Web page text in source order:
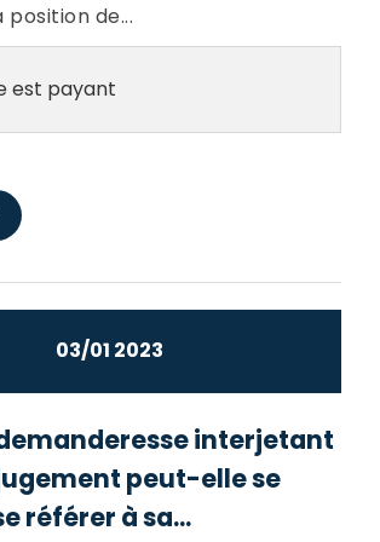
de...
est payant
03/01 2023
interjetant
peut-elle se
référer à sa...